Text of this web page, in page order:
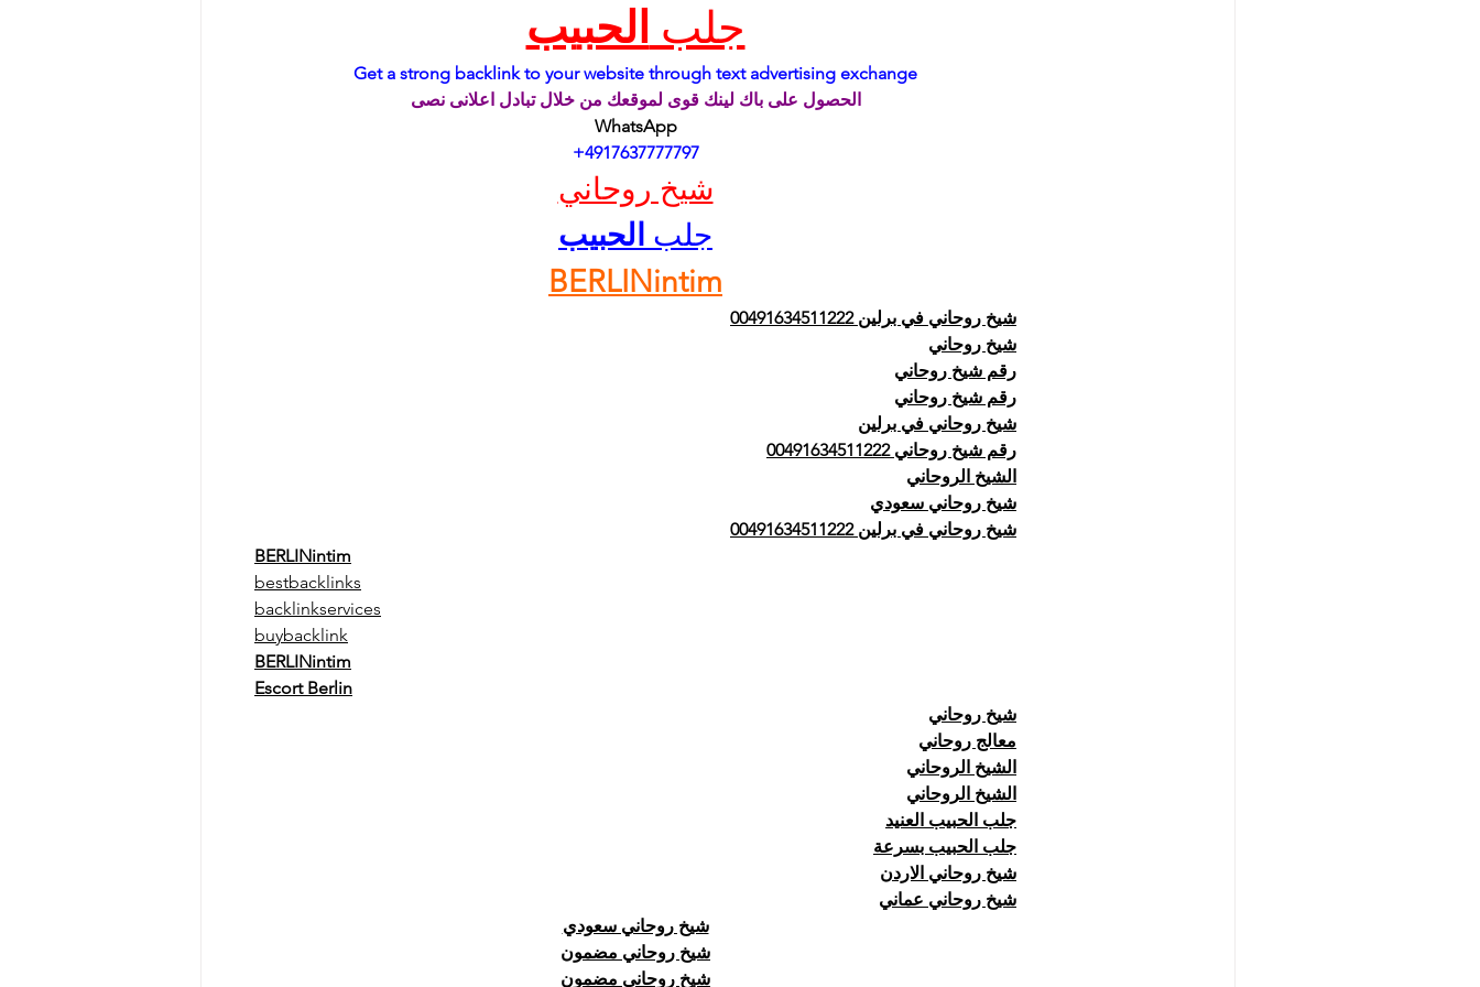
جلب الحبيب
Get a strong backlink to your website through text advertising exchange
الحصول على باك لينك قوى لموقعك من خلال تبادل اعلانى نصى
WhatsApp
+4917637777797
شيخ روحاني
جلب الحبيب
BERLINintim
شيخ روحاني في برلين 00491634511222
شيخ روحاني
رقم شيخ روحاني
رقم شيخ روحاني
شيخ روحاني في برلين
رقم شيخ روحاني 00491634511222
الشيخ الروحاني
شيخ روحاني سعودي
شيخ روحاني في برلين 00491634511222
BERLINintim
bestbacklinks
backlinkservices
buybacklink
BERLINintim
Escort Berlin
شيخ روحاني
معالج روحاني
الشيخ الروحاني
الشيخ الروحاني
جلب الحبيب العنيد
جلب الحبيب بسرعة
شيخ روحاني الاردن
شيخ روحاني عماني
شيخ روحاني سعودي
شيخ روحاني مضمون
شيخ روحاني مضمون